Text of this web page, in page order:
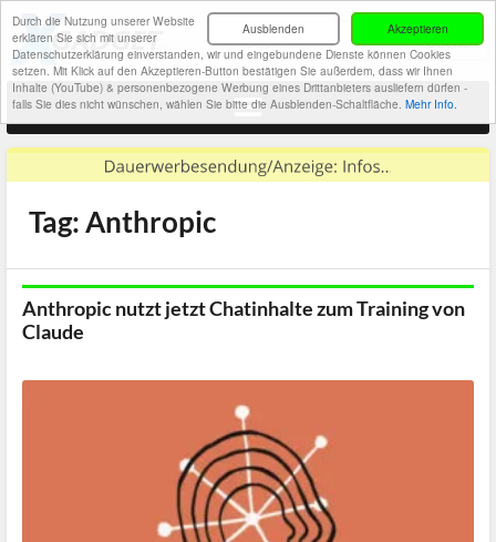
Akzeptieren
Ausblenden
Durch die Nutzung unserer Website
erklären Sie sich mit unserer
Datenschutzerklärung einverstanden, wir und eingebundene Dienste können Cookies
setzen. Mit Klick auf den Akzeptieren-Button bestätigen Sie außerdem, dass wir Ihnen
Inhalte (YouTube) & personenbezogene Werbung eines Drittanbieters ausliefern dürfen -
falls Sie dies nicht wünschen, wählen Sie bitte die Ausblenden-Schaltfläche. Mehr Info.
Tag: Anthropic
Anthropic nutzt jetzt Chatinhalte zum Training von
Claude